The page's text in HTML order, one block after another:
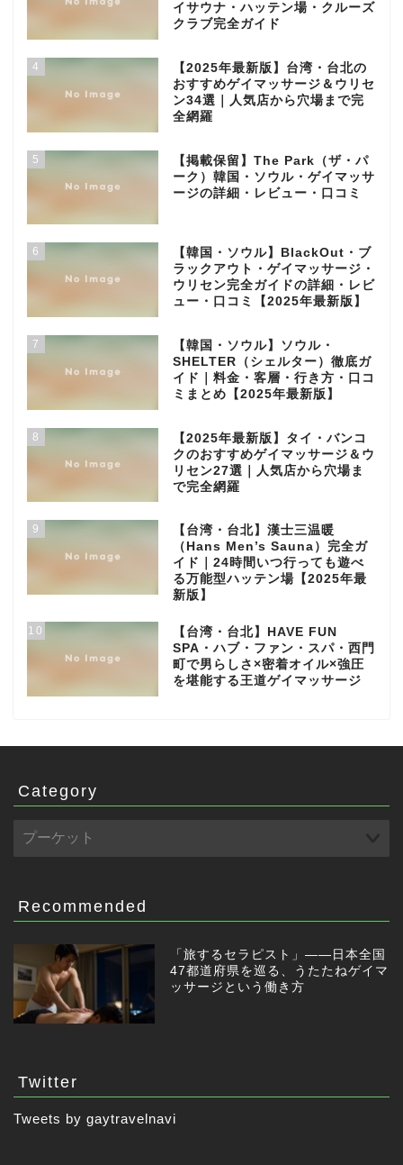
イサウナ・ハッテン場・クルーズ
クラブ完全ガイド
4
【2025年最新版】台湾・台北の
おすすめゲイマッサージ＆ウリセ
ン34選｜人気店から穴場まで完
全網羅
5
【掲載保留】The Park（ザ・パ
ーク）韓国・ソウル・ゲイマッサ
ージの詳細・レビュー・口コミ
6
【韓国・ソウル】BlackOut・ブ
ラックアウト・ゲイマッサージ・
ウリセン完全ガイドの詳細・レビ
ュー・口コミ【2025年最新版】
7
【韓国・ソウル】ソウル・
SHELTER（シェルター）徹底ガ
イド｜料金・客層・行き方・口コ
ミまとめ【2025年最新版】
8
【2025年最新版】タイ・バンコ
クのおすすめゲイマッサージ＆ウ
リセン27選｜人気店から穴場ま
で完全網羅
9
【台湾・台北】漢士三温暖
（Hans Men’s Sauna）完全ガ
イド｜24時間いつ行っても遊べ
る万能型ハッテン場【2025年最
新版】
10
【台湾・台北】HAVE FUN
SPA・ハブ・ファン・スパ・西門
町で男らしさ×密着オイル×強圧
を堪能する王道ゲイマッサージ
Category
Recommended
「旅するセラピスト」——日本全国
47都道府県を巡る、うたたねゲイマ
ッサージという働き方
Twitter
Tweets by gaytravelnavi